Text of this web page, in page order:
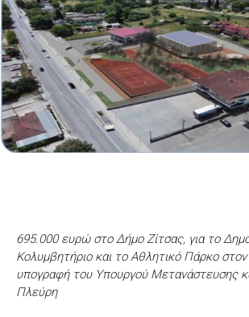
695.000 ευρώ στο Δήμο Ζίτσας, για το
Κολυμβητήριο και το Αθλητικό Πάρκο στον
υπογραφή του Υπουργού Μετανάστευσης
Πλεύρη